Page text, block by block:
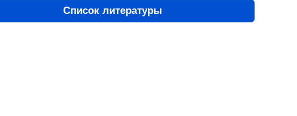
Список литературы